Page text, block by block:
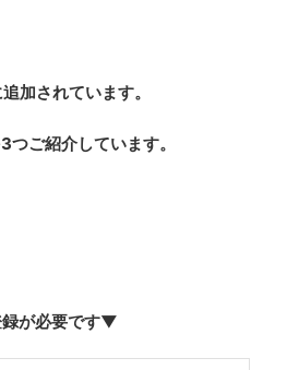
加されています。
ご紹介しています。
が必要です▼